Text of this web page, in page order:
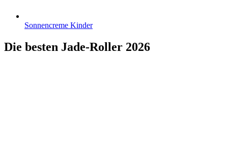
Sonnencreme Kinder
Die besten Jade-Roller 2026